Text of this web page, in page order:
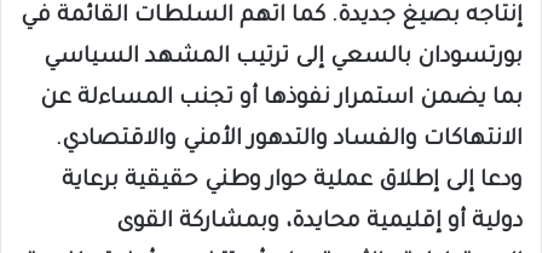
إنتاجه بصيغ جديدة. كما اتهم السلطات القائمة في
بورتسودان بالسعي إلى ترتيب المشهد السياسي
بما يضمن استمرار نفوذها أو تجنب المساءلة عن
الانتهاكات والفساد والتدهور الأمني والاقتصادي.
ودعا إلى إطلاق عملية حوار وطني حقيقية برعاية
دولية أو إقليمية محايدة، وبمشاركة القوى